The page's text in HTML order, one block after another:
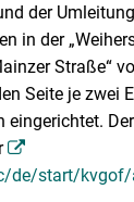
der
in der
Straße“
Seite je zwei
eingerichtet.
de/start/